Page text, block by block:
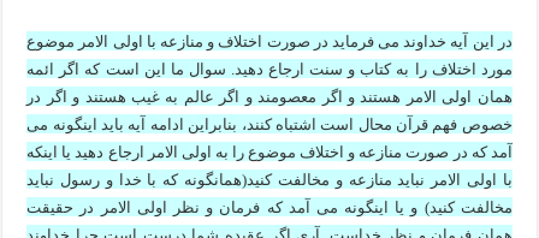
در این آیه خداوند می فرماید در صورت اختلاف و منازعه با اولی الامر موضوع
مورد اختلاف را به کتاب و سنت ارجاع دهید. سوال ما این است که اگر ائمه
همان اولی الامر هستند و اگر معصومند و اگر عالم به غیب هستند و اگر در
خصوص فهم قرآن محال است اشتباه کنند، بنابراین ادامه آیه باید اینگونه می
آمد که در صورت منازعه و اختلاف موضوع را به اولی الامر ارجاع دهید یا اینکه
با اولی الامر نباید منازعه و مخالفت کنید(همانگونه که با خدا و رسول نباید
مخالفت کنید) و یا اینگونه می آمد که فرمان و نظر اولی الامر در حقیقت